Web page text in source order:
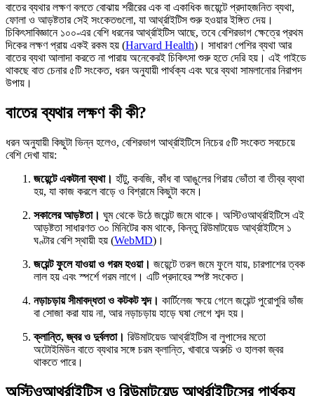
বাতের ব্যথার লক্ষণ বলতে বোঝায় শরীরের এক বা একাধিক জয়েন্টে প্রদাহজনিত ব্যথা,
ফোলা ও আড়ষ্টতার সেই সংকেতগুলো, যা আর্থ্রাইটিস শুরু হওয়ার ইঙ্গিত দেয়।
চিকিৎসাবিজ্ঞানে ১০০-এর বেশি ধরনের আর্থ্রাইটিস আছে, তবে বেশিরভাগ ক্ষেত্রে প্রথম
দিকের লক্ষণ প্রায় একই রকম হয় (Harvard Health)। সাধারণ পেশির ব্যথা আর
বাতের ব্যথা আলাদা করতে না পারায় অনেকেরই চিকিৎসা শুরু হতে দেরি হয়। এই গাইডে
থাকছে বাত চেনার ৫টি সংকেত, ধরন অনুযায়ী পার্থক্য এবং ঘরে ব্যথা সামলানোর নিরাপদ
উপায়।
বাতের ব্যথার লক্ষণ কী কী?
ধরন অনুযায়ী কিছুটা ভিন্ন হলেও, বেশিরভাগ আর্থ্রাইটিসে নিচের ৫টি সংকেত সবচেয়ে
বেশি দেখা যায়:
জয়েন্টে একটানা ব্যথা। হাঁটু, কবজি, কাঁধ বা আঙুলের গিরায় ভোঁতা বা তীব্র ব্যথা
হয়, যা কাজ করলে বাড়ে ও বিশ্রামে কিছুটা কমে।
সকালের আড়ষ্টতা। ঘুম থেকে উঠে জয়েন্ট জমে থাকে। অস্টিওআর্থ্রাইটিসে এই
আড়ষ্টতা সাধারণত ৩০ মিনিটের কম থাকে, কিন্তু রিউমাটয়েড আর্থ্রাইটিসে ১
ঘণ্টার বেশি স্থায়ী হয় (WebMD)।
জয়েন্ট ফুলে যাওয়া ও গরম হওয়া। জয়েন্টে তরল জমে ফুলে যায়, চারপাশের ত্বক
লাল হয় এবং স্পর্শে গরম লাগে। এটি প্রদাহের স্পষ্ট সংকেত।
নড়াচড়ায় সীমাবদ্ধতা ও কটকট শব্দ। কার্টিলেজ ক্ষয়ে গেলে জয়েন্ট পুরোপুরি ভাঁজ
বা সোজা করা যায় না, আর নড়াচড়ায় হাড়ে ঘষা লেগে শব্দ হয়।
ক্লান্তি, জ্বর ও দুর্বলতা। রিউমাটয়েড আর্থ্রাইটিস বা লুপাসের মতো
অটোইমিউন বাতে ব্যথার সঙ্গে চরম ক্লান্তি, খাবারে অরুচি ও হালকা জ্বর
থাকতে পারে।
অস্টিওআর্থ্রাইটিস ও রিউমাটয়েড আর্থ্রাইটিসের পার্থক্য